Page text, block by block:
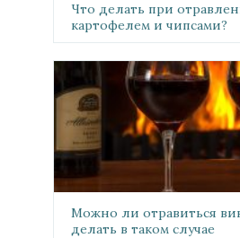
Что делать при
картофелем и чипсами?
Можно ли отравиться
делать в таком случае